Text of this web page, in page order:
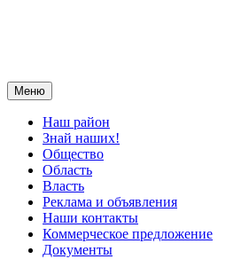
Меню
Наш район
Знай наших!
Общество
Область
Власть
Реклама и объявления
Наши контакты
Коммерческое предложение
Документы